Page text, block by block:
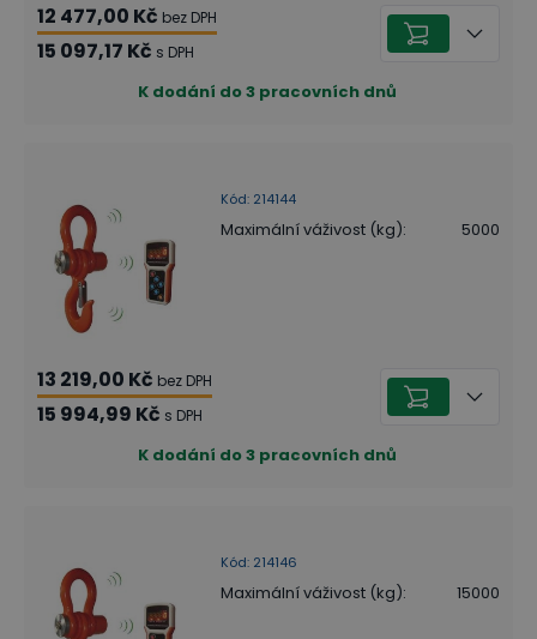
12 477,00 Kč bez DPH
15 097,17 Kč s DPH
K dodání do 3 pracovních dnů
Kód: 214144
Maximální váživost (kg): 5000
13 219,00 Kč bez DPH
15 994,99 Kč s DPH
K dodání do 3 pracovních dnů
Kód: 214146
Maximální váživost (kg): 15000